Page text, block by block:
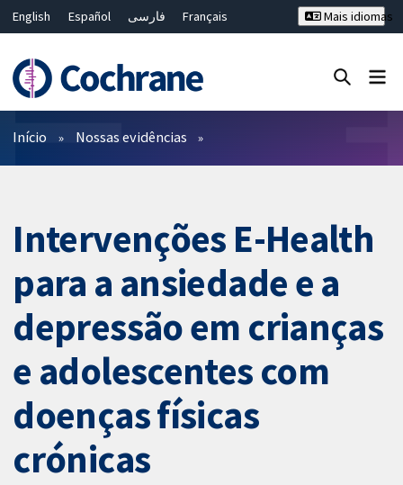
English Español فارسی
Français
Bahasa Malaysia
ไทย 繁體中文
Mais idiomas
Filtros
Início Nossas evidências
Intervenções E-Health
para a ansiedade e a
depressão em crianças
e adolescentes com
doenças físicas
crónicas